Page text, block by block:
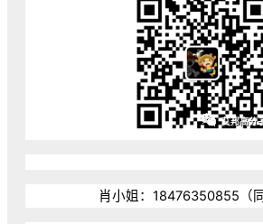
肖小姐：18476350855（同